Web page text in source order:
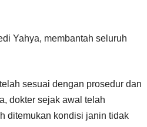
Yahya, membantah seluruh
sesuai dengan prosedur dan
dokter sejak awal telah
ditemukan kondisi janin tidak